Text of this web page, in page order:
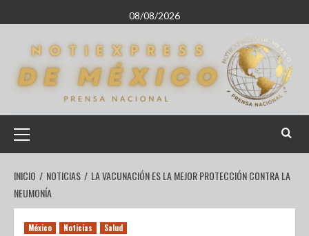
08/08/2026
INICIO NOTICIAS
LA VACUNACIÓN ES LA MEJOR PROTECCIÓN CONTRA LA
NEUMONÍA
México Noticias Salud